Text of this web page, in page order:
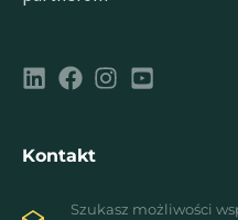
Kontakt
Szukasz możliwości